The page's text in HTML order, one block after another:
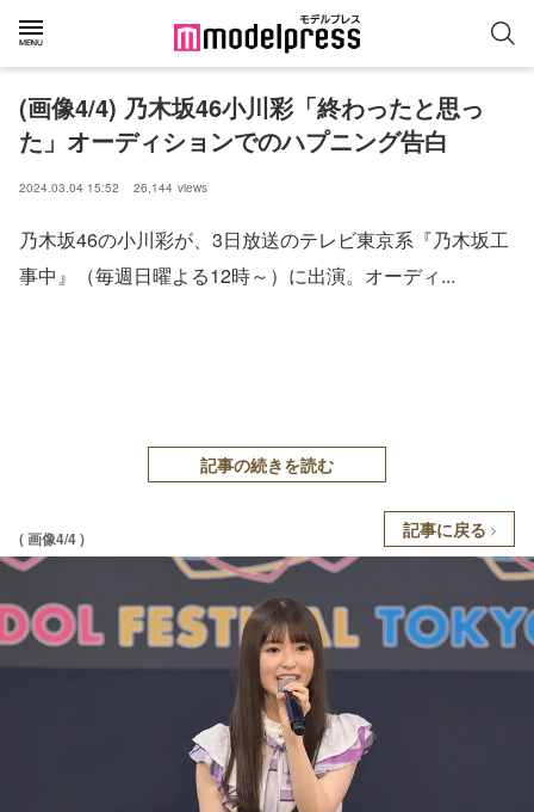
(画像4/4) 乃木坂46小川彩「終わったと思っ
た」オーディションでのハプニング告白
2024.03.04 15:52 26,144 views
乃木坂46の小川彩が、3日放送のテレビ東京系『乃木坂工
事中』（毎週日曜よる12時～）に出演。オーディ...
記事の続きを読む
( 画像4/4 ) 記事に戻る